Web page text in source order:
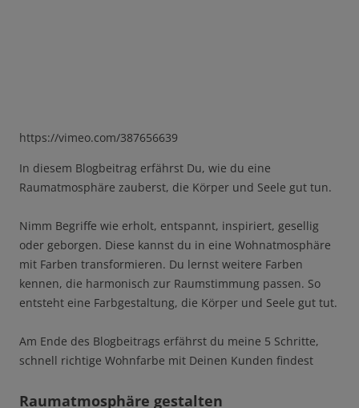
https://vimeo.com/387656639
In diesem Blogbeitrag erfährst Du, wie du eine
Raumatmosphäre zauberst, die Körper und Seele gut tun.
Nimm Begriffe wie erholt, entspannt, inspiriert, gesellig
oder geborgen. Diese kannst du in eine Wohnatmosphäre
mit Farben transformieren. Du lernst weitere Farben
kennen, die harmonisch zur Raumstimmung passen. So
entsteht eine Farbgestaltung, die Körper und Seele gut tut.
Am Ende des Blogbeitrags erfährst du meine 5 Schritte,
schnell richtige Wohnfarbe mit Deinen Kunden findest
Raumatmosphäre gestalten